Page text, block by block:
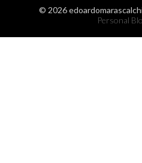
© 2026
Personal